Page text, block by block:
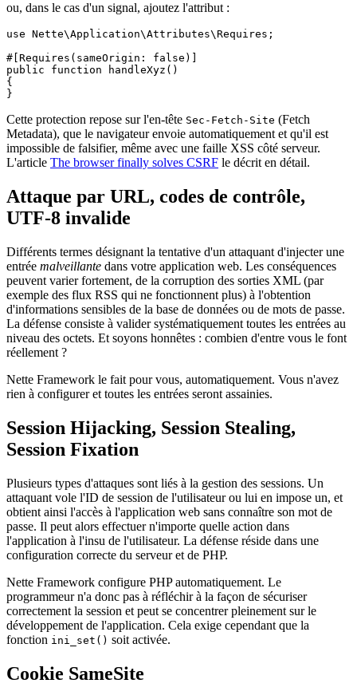
ou, dans le cas d'un signal, ajoutez l'attribut :
use Nette\Application\Attributes\Requires;
#[Requires(sameOrigin: false)]
public function handleXyz()
{
Cette protection repose sur l'en-tête Sec-Fetch-Site (Fetch
Metadata), que le navigateur envoie automatiquement et qu'il est
impossible de falsifier, même avec une faille XSS côté serveur.
L'article The browser finally solves CSRF le décrit en détail.
Attaque par URL, codes de contrôle,
UTF-8 invalide
Différents termes désignant la tentative d'un attaquant d'injecter une
entrée malveillante dans votre application web. Les conséquences
peuvent varier fortement, de la corruption des sorties XML (par
exemple des flux RSS qui ne fonctionnent plus) à l'obtention
d'informations sensibles de la base de données ou de mots de passe.
La défense consiste à valider systématiquement toutes les entrées au
niveau des octets. Et soyons honnêtes : combien d'entre vous le font
réellement ?
Nette Framework le fait pour vous, automatiquement. Vous n'avez
rien à configurer et toutes les entrées seront assainies.
Session Hijacking, Session Stealing,
Session Fixation
Plusieurs types d'attaques sont liés à la gestion des sessions. Un
attaquant vole l'ID de session de l'utilisateur ou lui en impose un, et
obtient ainsi l'accès à l'application web sans connaître son mot de
passe. Il peut alors effectuer n'importe quelle action dans
l'application à l'insu de l'utilisateur. La défense réside dans une
configuration correcte du serveur et de PHP.
Nette Framework configure PHP automatiquement. Le
programmeur n'a donc pas à réfléchir à la façon de sécuriser
correctement la session et peut se concentrer pleinement sur le
développement de l'application. Cela exige cependant que la
fonction ini_set() soit activée.
Cookie SameSite